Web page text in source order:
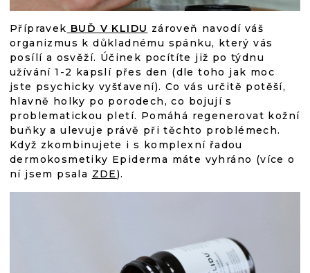
Přípravek BUĎ V KLIDU zároveň navodí váš
organizmus k důkladnému spánku, který vás
posílí a osvěží. Účinek pocítíte již po týdnu
užívání 1-2 kapslí přes den (dle toho jak moc
jste psychicky vyšťavení). Co vás určitě potěší,
hlavně holky po porodech, co bojují s
problematickou pletí. Pomáhá regenerovat kožní
buňky a ulevuje právě při těchto problémech.
Když zkombinujete i s komplexní řadou
dermokosmetiky Epiderma máte vyhráno (více o
ní jsem psala ZDE).